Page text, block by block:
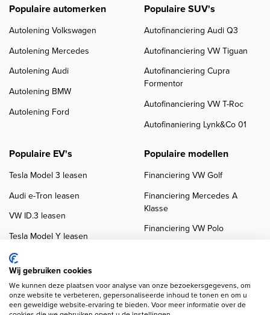
Populaire automerken
Autolening Volkswagen
Autolening Mercedes
Autolening Audi
Autolening BMW
Autolening Ford
Populaire SUV's
Autofinanciering Audi Q3
Autofinanciering VW Tiguan
Autofinanciering Cupra
Formentor
Autofinanciering VW T-Roc
Autofinaniering Lynk&Co 01
Populaire EV's
Tesla Model 3 leasen
Audi e-Tron leasen
VW ID.3 leasen
Tesla Model Y leasen
VW ID.4 leasen
Populaire modellen
Financiering VW Golf
Financiering Mercedes A
Klasse
Financiering VW Polo
Wij gebruiken cookies
We kunnen deze plaatsen voor analyse van onze bezoekersgegevens, om
onze website te verbeteren, gepersonaliseerde inhoud te tonen en om u
een geweldige website-ervaring te bieden. Voor meer informatie over de